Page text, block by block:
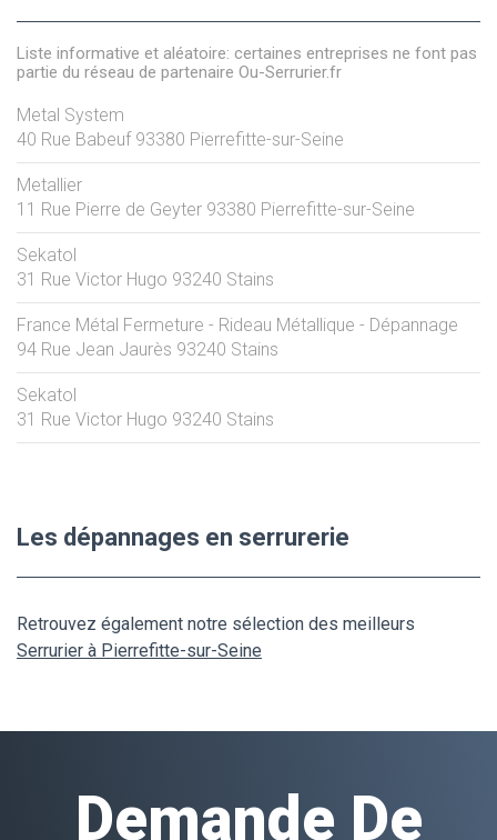
Liste informative et aléatoire: certaines entreprises ne font pas
partie du réseau de partenaire Ou-Serrurier.fr
Metal System
40 Rue Babeuf 93380 Pierrefitte-sur-Seine
Metallier
11 Rue Pierre de Geyter 93380 Pierrefitte-sur-Seine
Sekatol
31 Rue Victor Hugo 93240 Stains
France Métal Fermeture - Rideau Métallique - Dépannage
94 Rue Jean Jaurès 93240 Stains
Sekatol
31 Rue Victor Hugo 93240 Stains
Les dépannages en serrurerie
Retrouvez également notre sélection des meilleurs
Serrurier à Pierrefitte-sur-Seine
Demande De